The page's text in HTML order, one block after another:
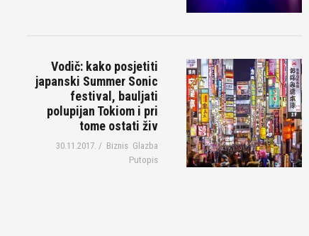
Vodič: kako posjetiti
japanski Summer Sonic
festival, bauljati
polupijan Tokiom i pri
tome ostati živ
30.11.2017. / Biznis Glazba
Putopis